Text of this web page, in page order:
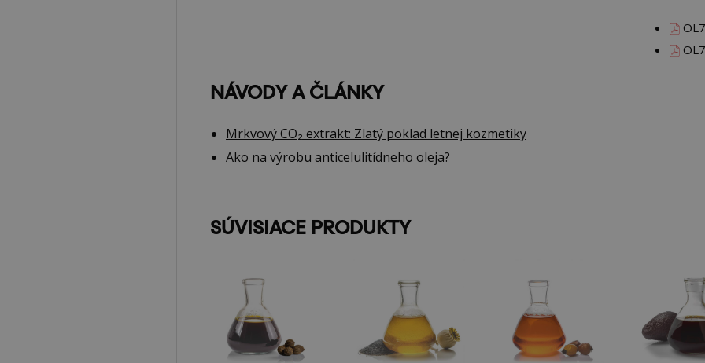
NÁVODY A ČLÁNKY
Mrkvový CO₂ extrakt: Zlatý poklad letnej kozmetiky
Ako na výrobu anticelulitídneho oleja?
SÚVISIACE PRODUKTY